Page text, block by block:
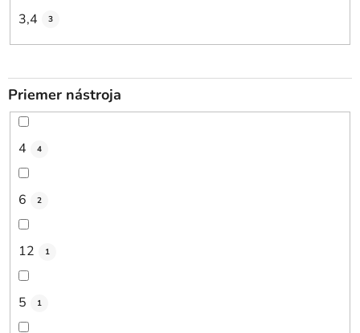
3,4 3
Priemer nástroja
4 4
6 2
12 1
5 1